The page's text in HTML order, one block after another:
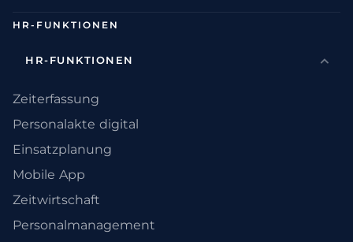
HR-FUNKTIONEN
HR-FUNKTIONEN
Zeiterfassung
Personalakte digital
Einsatzplanung
Mobile App
Zeitwirtschaft
Personalmanagement